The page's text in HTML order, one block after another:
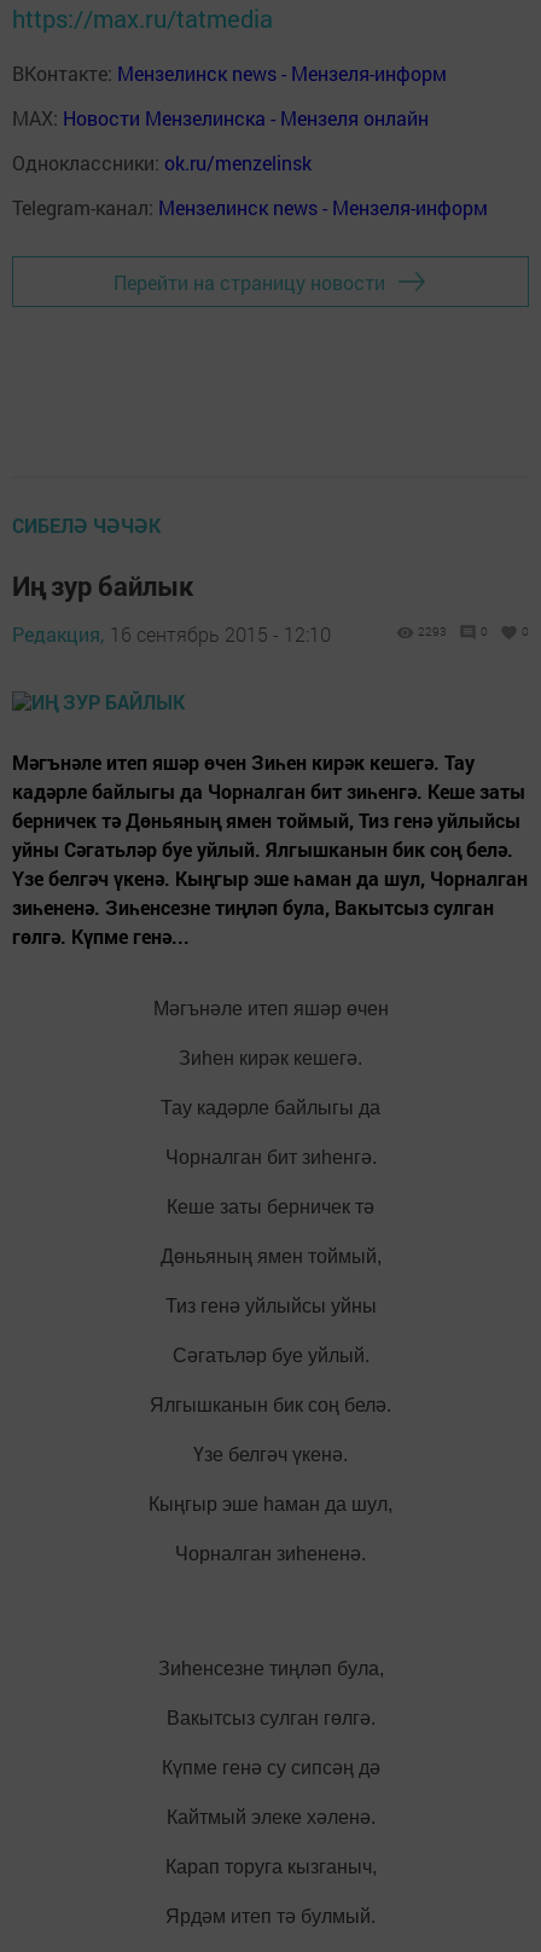
https://max.ru/tatmedia
ВКонтакте: Мензелинск news - Мензеля-информ
MAX: Новости Мензелинска - Мензеля онлайн
Одноклассники: ok.ru/menzelinsk
Telegram-канал: Мензелинск news - Мензеля-информ
Перейти на страницу новости
СИБЕЛӘ ЧӘЧӘК
Иң зур байлык
Редакция, 16 сентябрь 2015 - 12:10 2293 0 0
Мәгънәле итеп яшәр өчен Зиһен кирәк кешегә. Тау
кадәрле байлыгы да Чорналган бит зиһенгә. Кеше заты
берничек тә Дөньяның ямен тоймый, Тиз генә уйлыйсы
уйны Сәгатьләр буе уйлый. Ялгышканын бик соң белә.
Үзе белгәч үкенә. Кыңгыр эше һаман да шул, Чорналган
зиһененә. Зиһенсезне тиңләп була, Вакытсыз сулган
гөлгә. Күпме генә...
Мәгънәле итеп яшәр өчен
Зиһен кирәк кешегә.
Тау кадәрле байлыгы да
Чорналган бит зиһенгә.
Кеше заты берничек тә
Дөньяның ямен тоймый,
Тиз генә уйлыйсы уйны
Сәгатьләр буе уйлый.
Ялгышканын бик соң белә.
Үзе белгәч үкенә.
Кыңгыр эше һаман да шул,
Чорналган зиһененә.
Зиһенсезне тиңләп була,
Вакытсыз сулган гөлгә.
Күпме генә су сипсәң дә
Кайтмый элеке хәленә.
Карап торуга кызганыч,
Ярдәм итеп тә булмый.